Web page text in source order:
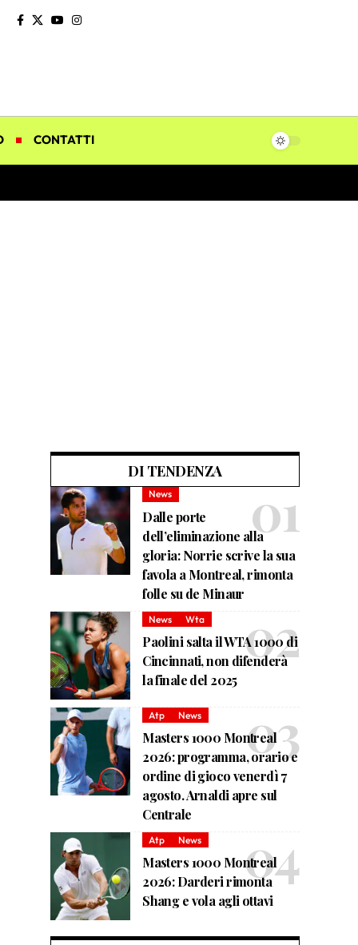
CONTATTI
DI TENDENZA
News
Dalle porte
dell’eliminazione alla
gloria: Norrie scrive la sua
favola a Montreal, rimonta
folle su de Minaur
News Wta
Paolini salta il WTA 1000 di
Cincinnati, non difenderà
la finale del 2025
Atp News
Masters 1000 Montreal
2026: programma, orario e
ordine di gioco venerdì 7
agosto. Arnaldi apre sul
Centrale
Atp News
Masters 1000 Montreal
2026: Darderi rimonta
Shang e vola agli ottavi